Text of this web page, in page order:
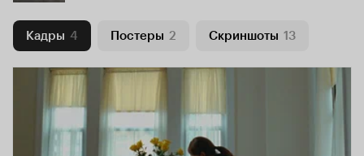
Кадры 4 Постеры 2 Скриншоты 13